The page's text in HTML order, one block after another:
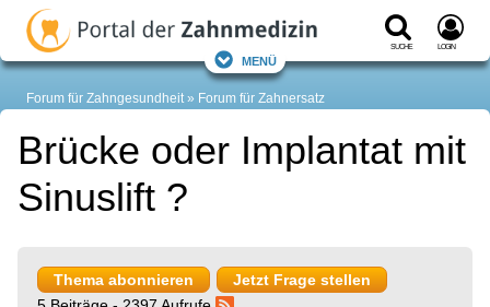
Suche Login
Menü
Forum für Zahngesundheit Forum für Zahnersatz
Brücke oder Implantat mit
Sinuslift ?
Thema abonnieren
Jetzt Frage stellen